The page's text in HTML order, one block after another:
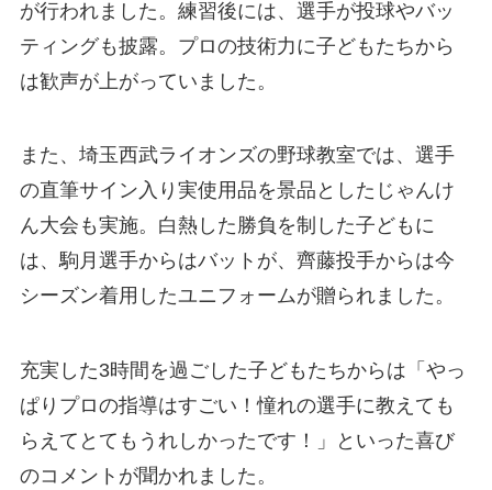
が行われました。練習後には、選手が投球やバッ
ティングも披露。プロの技術力に子どもたちから
は歓声が上がっていました。
また、埼玉西武ライオンズの野球教室では、選手
の直筆サイン入り実使用品を景品としたじゃんけ
ん大会も実施。白熱した勝負を制した子どもに
は、駒月選手からはバットが、齊藤投手からは今
シーズン着用したユニフォームが贈られました。
充実した3時間を過ごした子どもたちからは「やっ
ぱりプロの指導はすごい！憧れの選手に教えても
らえてとてもうれしかったです！」といった喜び
のコメントが聞かれました。